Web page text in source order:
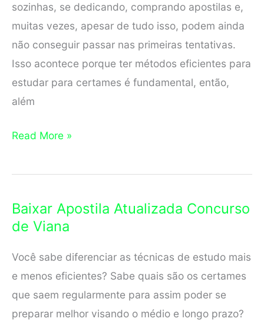
sozinhas, se dedicando, comprando apostilas e,
muitas vezes, apesar de tudo isso, podem ainda
não conseguir passar nas primeiras tentativas.
Isso acontece porque ter métodos eficientes para
estudar para certames é fundamental, então,
além
Curso
para
no
Espírito
Read More »
Baixar Apostila Atualizada Concurso
de Viana
Você sabe diferenciar as técnicas de estudo mais
e menos eficientes? Sabe quais são os certames
que saem regularmente para assim poder se
preparar melhor visando o médio e longo prazo?